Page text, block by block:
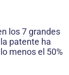
los 7 grandes
patente ha
menos el 50%